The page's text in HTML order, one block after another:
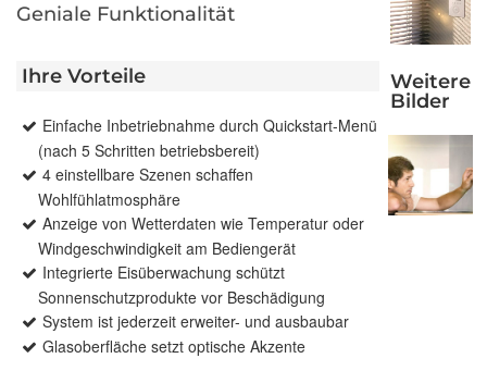
Geniale Funktionalität
Ihre Vorteile
Einfache Inbetriebnahme durch Quickstart-Menü
(nach 5 Schritten betriebsbereit)
4 einstellbare Szenen schaffen
Wohlfühlatmosphäre
Anzeige von Wetterdaten wie Temperatur oder
Windgeschwindigkeit am Bediengerät
Integrierte Eisüberwachung schützt
Sonnenschutzprodukte vor Beschädigung
System ist jederzeit erweiter- und ausbaubar
Glasoberfläche setzt optische Akzente
Weitere
Bilder